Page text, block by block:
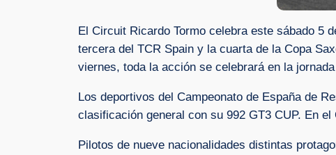
El Circuit Ricardo Tormo celebra este sábado 5
tercera del TCR Spain y la cuarta de la Copa
viernes, toda la acción se celebrará en la
Los deportivos del Campeonato de España de
clasificación general con su 992 GT3 CUP. En
Pilotos de nueve nacionalidades distintas